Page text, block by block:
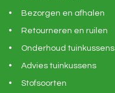
Bezorgen en afhalen
Retourneren en ruilen
Onderhoud tuinkussens
Advies tuinkussens
Stofsoorten